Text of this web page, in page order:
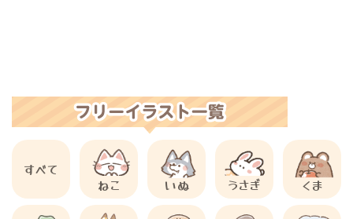
すべて
ねこ
いぬ うさぎ くま